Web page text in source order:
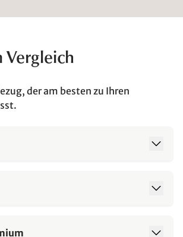
Vergleich
der am besten zu Ihren